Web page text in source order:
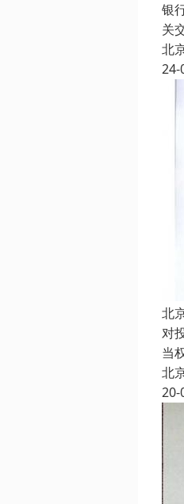
银
关
北
24-
北
对
当
北
20-